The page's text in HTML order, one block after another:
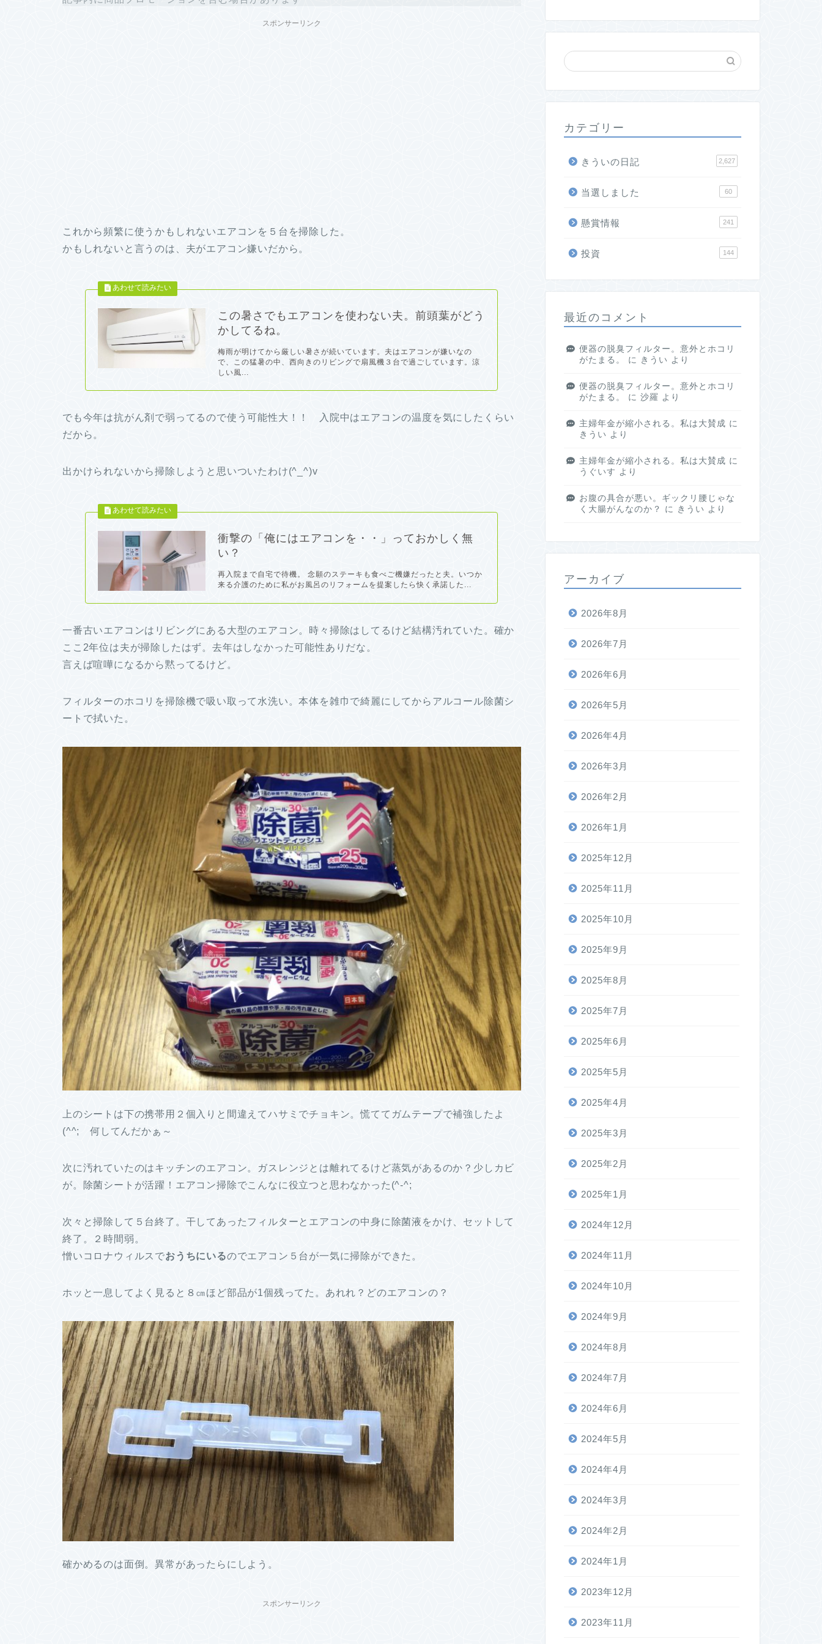
スポンサーリンク
これから頻繁に使うかもしれないエアコンを５台を掃除した。
かもしれないと言うのは、夫がエアコン嫌いだから。
この暑さでもエアコンを使わない夫。前頭葉がどう
かしてるね。
梅雨が明けてから厳しい暑さが続いています。夫はエアコンが嫌いなの
で、この猛暑の中、西向きのリビングで扇風機３台で過ごしています。涼
しい風...
でも今年は抗がん剤で弱ってるので使う可能性大！！ 入院中はエアコンの温度を気にしたくらい
だから。
出かけられないから掃除しようと思いついたわけ(^_^)v
衝撃の「俺にはエアコンを・・」っておかしく無
い？
再入院まで自宅で待機。 念願のステーキも食べご機嫌だったと夫。いつか
来る介護のために私がお風呂のリフォームを提案したら快く承諾した...
一番古いエアコンはリビングにある大型のエアコン。時々掃除はしてるけど結構汚れていた。確か
ここ2年位は夫が掃除したはず。去年はしなかった可能性ありだな。
言えば喧嘩になるから黙ってるけど。
フィルターのホコリを掃除機で吸い取って水洗い。本体を雑巾で綺麗にしてからアルコール除菌シ
ートで拭いた。
上のシートは下の携帯用２個入りと間違えてハサミでチョキン。慌ててガムテープで補強したよ
(^^; 何してんだかぁ～
次に汚れていたのはキッチンのエアコン。ガスレンジとは離れてるけど蒸気があるのか？少しカビ
が。除菌シートが活躍！エアコン掃除でこんなに役立つと思わなかった(^-^;
次々と掃除して５台終了。干してあったフィルターとエアコンの中身に除菌液をかけ、セットして
終了。２時間弱。
憎いコロナウィルスでおうちにいるのでエアコン５台が一気に掃除ができた。
ホッと一息してよく見ると８㎝ほど部品が1個残ってた。あれれ？どのエアコンの？
確かめるのは面倒。異常があったらにしよう。
スポンサーリンク
カテゴリー
きういの日記 2,627
当選しました 60
懸賞情報 241
投資 144
最近のコメント
便器の脱臭フィルター。意外とホコリ
がたまる。
に きうい より
便器の脱臭フィルター。意外とホコリ
がたまる。
に 沙羅 より
主婦年金が縮小される。私は大賛成 に
きうい より
主婦年金が縮小される。私は大賛成 に
うぐいす より
お腹の具合が悪い。ギックリ腰じゃな
く大腸がんなのか？
に きうい より
アーカイブ
2026年8月
2026年7月
2026年6月
2026年5月
2026年4月
2026年3月
2026年2月
2026年1月
2025年12月
2025年11月
2025年10月
2025年9月
2025年8月
2025年7月
2025年6月
2025年5月
2025年4月
2025年3月
2025年2月
2025年1月
2024年12月
2024年11月
2024年10月
2024年9月
2024年8月
2024年7月
2024年6月
2024年5月
2024年4月
2024年3月
2024年2月
2024年1月
2023年12月
2023年11月